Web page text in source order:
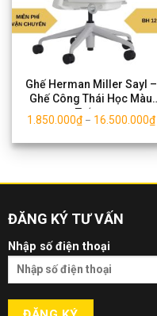
Ghế Herman Miller Sayl –
Ghế Công Thái Học Màu
Trắng
1.850.000₫– 16.500.000₫
ĐĂNG KÝ TƯ VẤN
Nhập số điện thoại